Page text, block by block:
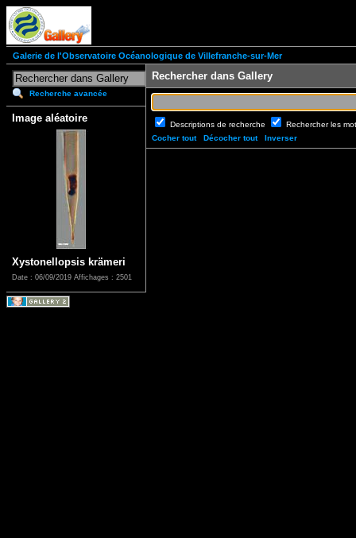
Galerie de l'Observatoire Océanologique de Villefranche-sur-Mer
Recherche avancée
Image aléatoire
Xystonellopsis krämeri
Date : 06/09/2019 Affichages : 2501
Rechercher dans Gallery
Descriptions de recherche
Rechercher les
Cocher tout
Décocher tout Inverser